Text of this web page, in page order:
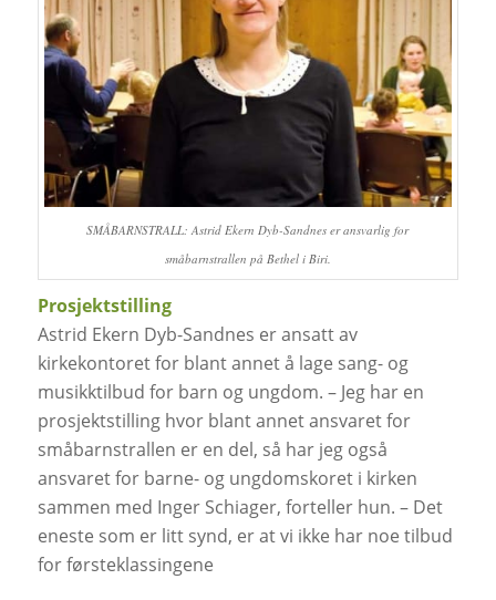
SMÅBARNSTRALL: Astrid Ekern Dyb-Sandnes er ansvarlig for
småbarnstrallen på Bethel i Biri.
Prosjektstilling
Astrid Ekern Dyb-Sandnes er ansatt av
kirkekontoret for blant annet å lage sang- og
musikktilbud for barn og ungdom. – Jeg har en
prosjektstilling hvor blant annet ansvaret for
småbarnstrallen er en del, så har jeg også
ansvaret for barne- og ungdomskoret i kirken
sammen med Inger Schiager, forteller hun. – Det
eneste som er litt synd, er at vi ikke har noe tilbud
for førsteklassingene